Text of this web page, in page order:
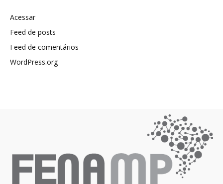
Acessar
Feed de posts
Feed de comentários
WordPress.org